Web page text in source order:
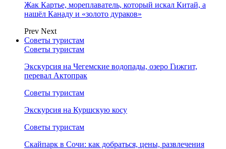
Жак Картье, мореплаватель, который искал Китай, а
нашёл Канаду и «золото дураков»
Prev Next
Советы туристам
Советы туристам
Экскурсия на Чегемские водопады, озеро Гижгит,
перевал Актопрак
Советы туристам
Экскурсия на Куршскую косу
Советы туристам
Скайпарк в Сочи: как добраться, цены, развлечения